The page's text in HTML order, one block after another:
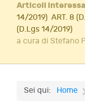
Articoli
14/2019) ART. 8
(D.Lgs 14/2019)
a cura di Stefano
di
Sei qui: Home